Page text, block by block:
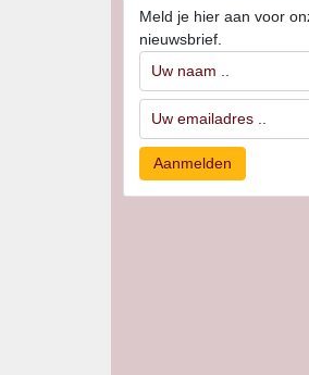
Meld je hier aan voor
nieuwsbrief.